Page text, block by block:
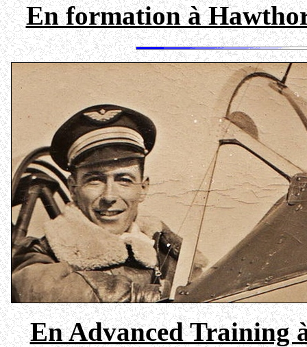
En formation à
En Advanced Training